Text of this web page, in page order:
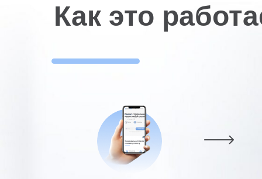
Как это